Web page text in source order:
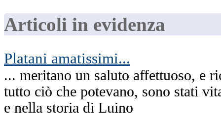
Articoli in evidenza
Platani amatissimi...
... meritano un saluto affettuoso, e
tutto ciò che potevano, sono stati
e nella storia di Luino